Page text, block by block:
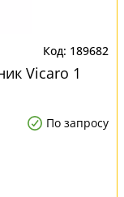
189682
Vicaro 1
По запросу